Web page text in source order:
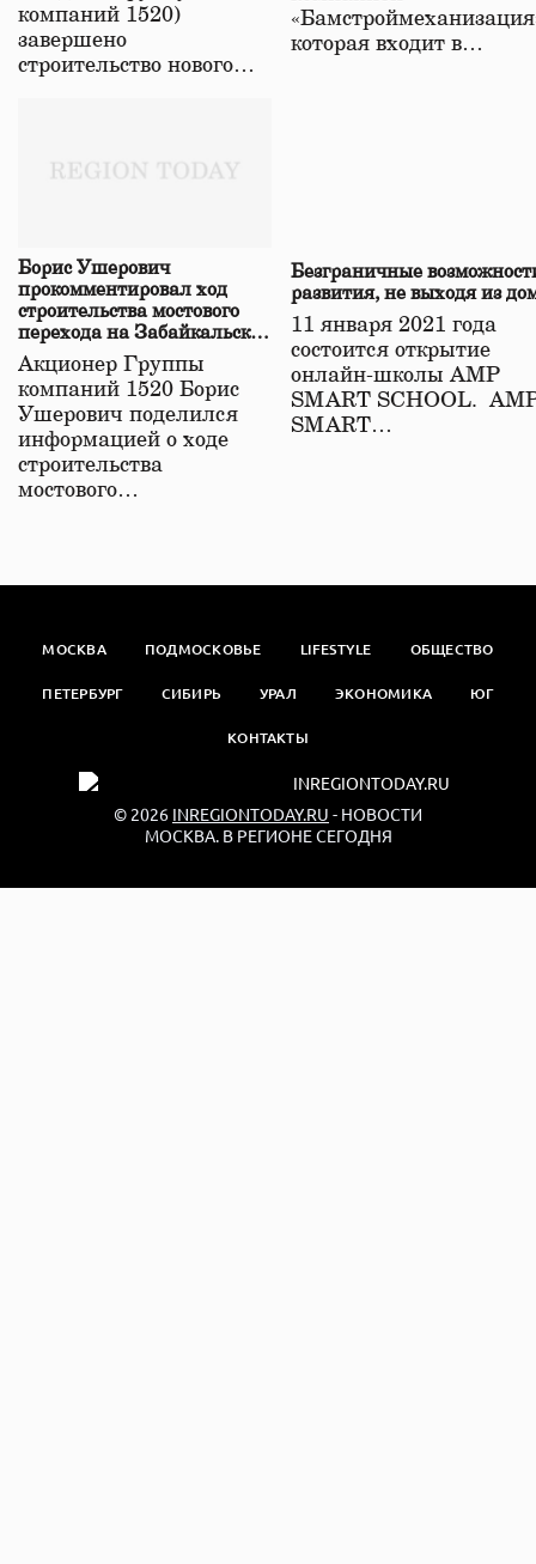
компаний 1520)
завершено
строительство нового…
которая входит в…
Борис Ушерович
прокомментировал ход
строительства мостового
перехода на Забайкальской
железной дороге
Акционер Группы
компаний 1520 Борис
Ушерович поделился
информацией о ходе
строительства
мостового…
Безграничные
развития, не выходя из
11 января 2021 года
состоится открытие
онлайн-школы АМР
SMART SCHOOL.
SMART…
МОСКВА ПОДМОСКОВЬЕ LIFESTYLE ОБЩЕСТВО
ПЕТЕРБУРГ СИБИРЬ УРАЛ ЭКОНОМИКА ЮГ
КОНТАКТЫ
© 2026 INREGIONTODAY.RU - НОВОСТИ
МОСКВА. В РЕГИОНЕ СЕГОДНЯ